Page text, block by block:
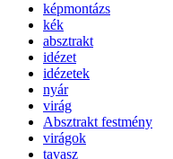
képmontázs
kék
absztrakt
idézet
idézetek
nyár
virág
Absztrakt festmény
virágok
tavasz